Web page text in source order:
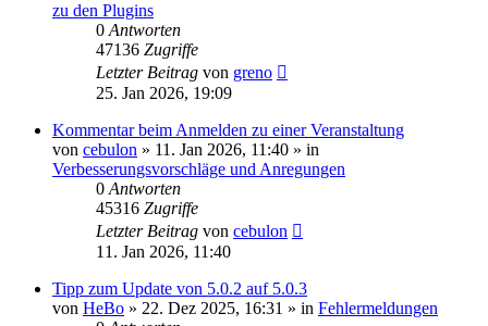
zu den Plugins
0 Antworten
47136 Zugriffe
Letzter Beitrag von greno
25. Jan 2026, 19:09
Kommentar beim Anmelden zu einer Veranstaltung
von cebulon » 11. Jan 2026, 11:40 » in
Verbesserungsvorschläge und Anregungen
0 Antworten
45316 Zugriffe
Letzter Beitrag von cebulon
11. Jan 2026, 11:40
Tipp zum Update von 5.0.2 auf 5.0.3
von HeBo » 22. Dez 2025, 16:31 » in Fehlermeldungen